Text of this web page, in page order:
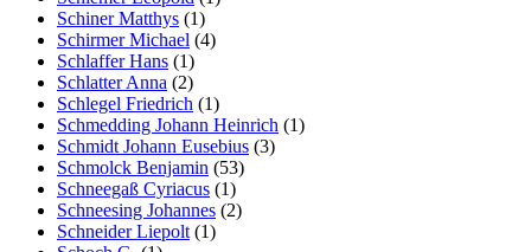
Schiner Matthys (1)
Schirmer Michael (4)
Schlaffer Hans (1)
Schlatter Anna (2)
Schlegel Friedrich (1)
Schmedding Johann Heinrich (1)
Schmidt Johann Eusebius (3)
Schmolck Benjamin (53)
Schneegaß Cyriacus (1)
Schneesing Johannes (2)
Schneider Liepolt (1)